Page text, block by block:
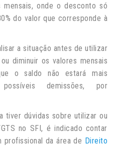
mensais, onde o desconto só
do valor que corresponde à
a situação antes de utilizar
diminuir os valores mensais
o saldo não estará mais
demissões, por
tiver dúvidas sobre utilizar ou
no SFI, é indicado contar
profissional da área de Direito